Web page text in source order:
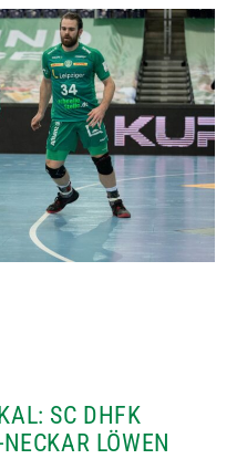
SC DHFK
LÖWEN